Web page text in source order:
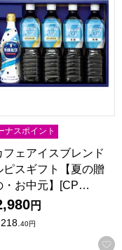
に登録する
ナスポイント
フェアイスブレンド
ピスギフト【夏の贈
・お中元】[CP…
円
40円